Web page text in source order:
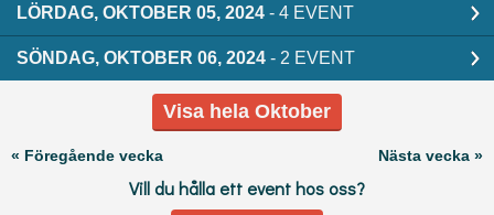
LÖRDAG, OKTOBER 05, 2024 - 4 EVENT
SÖNDAG, OKTOBER 06, 2024 - 2 EVENT
Visa hela Oktober
« Föregående vecka Nästa vecka »
Vill du hålla ett event hos oss?